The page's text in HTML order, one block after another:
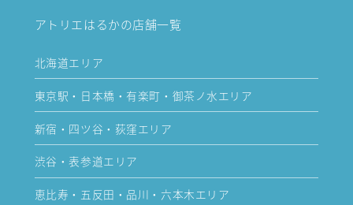
アトリエはるかの店舗一覧
北海道エリア
東京駅・日本橋・有楽町・御茶ノ水エリア
新宿・四ツ谷・荻窪エリア
渋谷・表参道エリア
恵比寿・五反田・品川・六本木エリア